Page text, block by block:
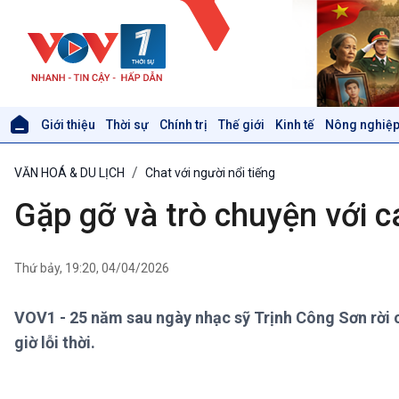
Giới thiệu Thời sự Chính trị Thế giới Kinh tế Nông
Thời sự 6h
Thời sự 12h
Thời sự 18h
VĂN HOÁ & DU LỊCH Chat với người nổi tiếng
Gặp gỡ và trò chuyện với
Thứ bảy, 19:20, 04/04/2026
VOV1 - 25 năm sau ngày nhạc sỹ Trịnh Công Sơn
giờ lỗi thời.